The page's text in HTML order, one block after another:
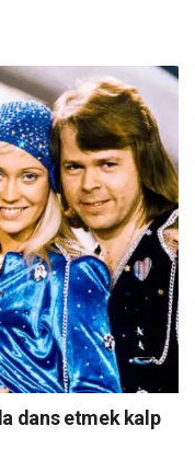
dans etmek kalp